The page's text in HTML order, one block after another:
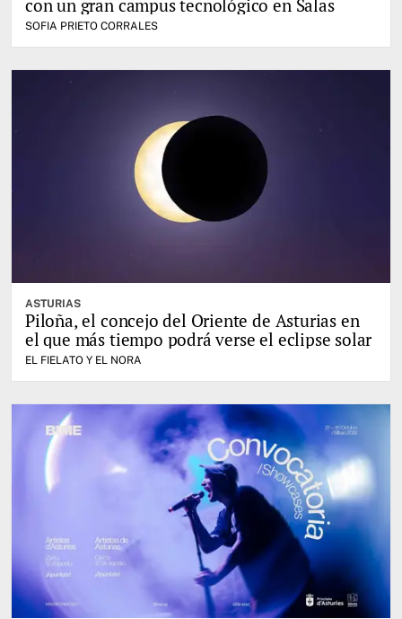
con un gran campus tecnológico en Salas
SOFIA PRIETO CORRALES
ASTURIAS
Piloña, el concejo del Oriente de Asturias en
el que más tiempo podrá verse el eclipse solar
EL FIELATO Y EL NORA